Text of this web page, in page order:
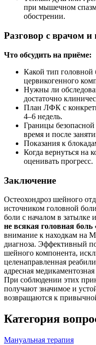
при мышечном
обострении.
Разговор с врачом и
Что обсудить на приёме:
Какой тип головной
цервикогенного
Нужны ли
достаточно
План ЛФК с
4–6 недель.
Границы
время и после
Показания к
Когда вернуться на
оценивать прогресс.
Заключение
Остеохондроз шейного
источником головной
боли с началом в
не всякая головная боль
внимание к находкам на
диагноза. Эффективный
шейного компонента,
целенаправленная
адресная
При соблюдении этих
получают значимое и
возвращаются к
Категория
Мануальная терапия